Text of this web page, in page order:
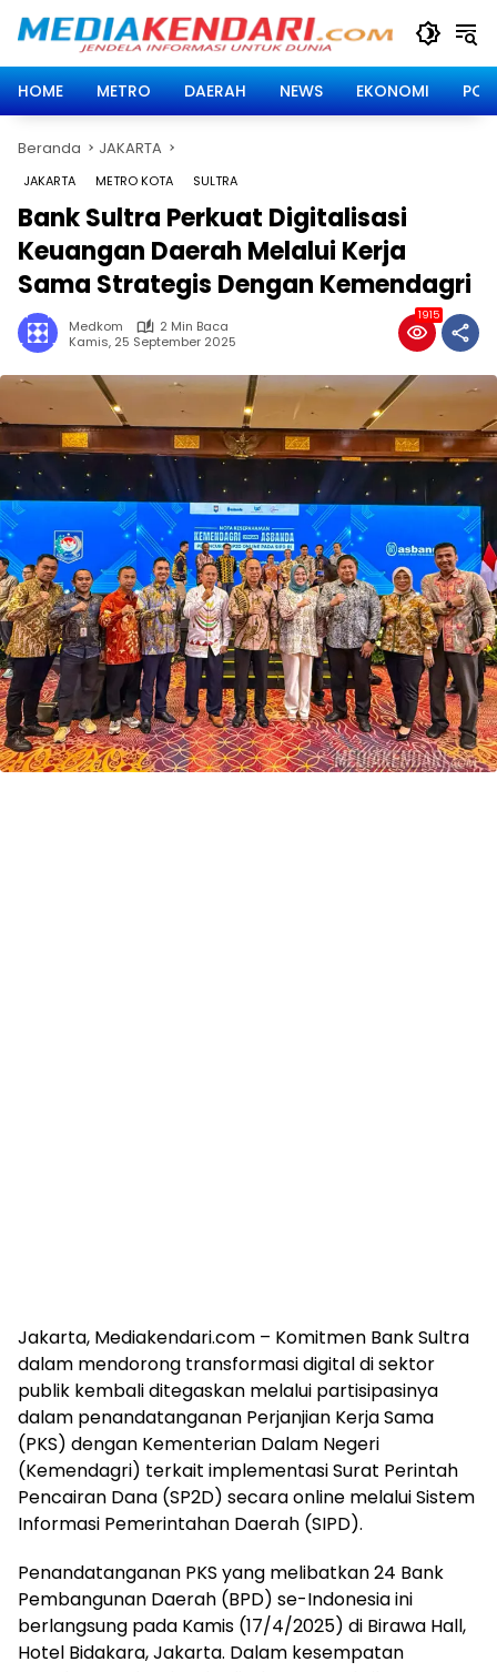
HOME
METRO DAERAH NEWS EKONOMI
Beranda JAKARTA
JAKARTA METRO KOTA SULTRA
Bank Sultra Perkuat Digitalisasi
Keuangan Daerah Melalui Kerja
Sama Strategis Dengan Kemendagri
Medkom
2 Min Baca
Kamis, 25 September 2025
1915
Jakarta, Mediakendari.com – Komitmen Bank Sultra
dalam mendorong transformasi digital di sektor
publik kembali ditegaskan melalui partisipasinya
dalam penandatanganan Perjanjian Kerja Sama
(PKS) dengan Kementerian Dalam Negeri
(Kemendagri) terkait implementasi Surat Perintah
Pencairan Dana (SP2D) secara online melalui Sistem
Informasi Pemerintahan Daerah (SIPD).
Penandatanganan PKS yang melibatkan 24 Bank
Pembangunan Daerah (BPD) se-Indonesia ini
berlangsung pada Kamis (17/4/2025) di Birawa Hall,
Hotel Bidakara, Jakarta. Dalam kesempatan